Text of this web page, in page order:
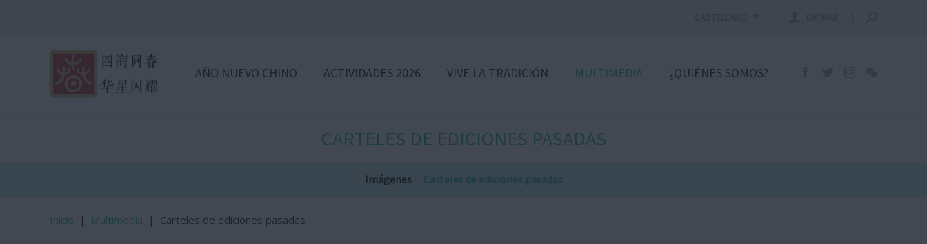
AÑO NUEVO CHINO ACTIVIDADES 2026 VIVE LA TRADICIÓN MULTIMEDIA ¿QUIÉNES SOMOS?
CARTELES DE EDICIONES PASADAS
Imágenes Carteles de ediciones pasadas
Inicio | Multimedia | Carteles de ediciones pasadas